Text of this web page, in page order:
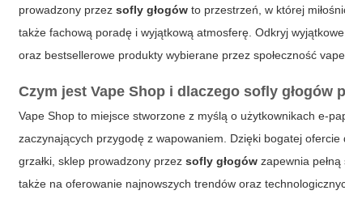
prowadzony przezsofly głogów to przestrzeń, w której
także fachową poradę i wyjątkową atmosferę. Odkryj
oraz bestsellerowe produkty wybierane przez społeczność
Czym jest Vape Shop i dlaczegosofly głogów
Vape Shop to miejsce stworzone z myślą o użytkownikach e-
zaczynających przygodę z wapowaniem. Dzięki bogatej
grzałki, sklep prowadzony przezsofly głogów zapewnia
także na oferowanie najnowszych trendów oraz